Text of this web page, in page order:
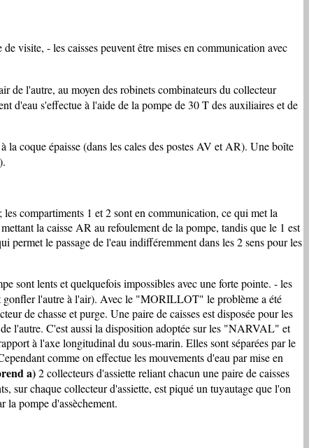
visite, - les caisses peuvent être mises en communication avec
de l'autre, au moyen des robinets combinateurs du collecteur
d'eau s'effectue à l'aide de la pompe de 30 T des auxiliaires et de
coque épaisse (dans les cales des postes AV et AR). Une boîte
compartiments 1 et 2 sont en communication, ce qui met la
la caisse AR au refoulement de la pompe, tandis que le 1 est
le passage de l'eau indifféremment dans les 2 sens pour les
sont lents et quelquefois impossibles avec une forte pointe. - les
gonfler l'autre à l'air). Avec le "MORILLOT" le problème a été
de chasse et purge. Une paire de caisses est disposée pour les
l'autre. C'est aussi la disposition adoptée sur les "NARVAL" et
à l'axe longitudinal du sous-marin. Elles sont séparées par le
comme on effectue les mouvements d'eau par mise en
a)2 collecteurs d'assiette reliant chacun une paire de caisses
sur chaque collecteur d'assiette, est piqué un tuyautage que l'on
la pompe d'assèchement.